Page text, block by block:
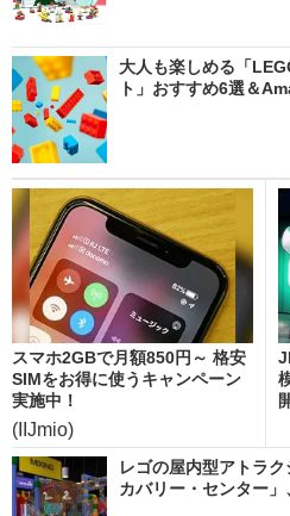
大人も楽しめる「
ト」おすすめ6選＆
スマホ2GBで月額850円～ 格安
SIMをお得に使うキャンペーン
実施中！
(IIJmio)
レゴの屋内型アトラ
カバリー・センター